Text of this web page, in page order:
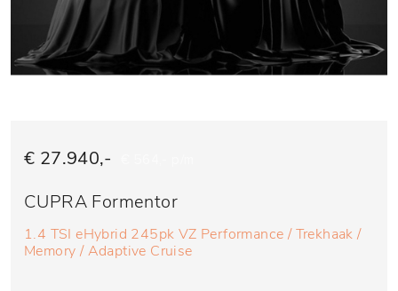
€ 27.940,-
CUPRA Formentor
1.4 TSI eHybrid 245pk VZ Performance / Trekhaak /
Memory / Adaptive Cruise